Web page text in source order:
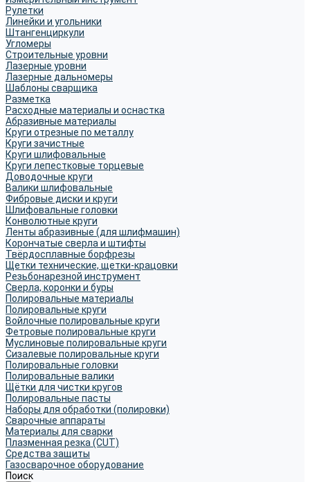
Рулетки
Линейки и угольники
Штангенциркули
Угломеры
Строительные уровни
Лазерные уровни
Лазерные дальномеры
Шаблоны сварщика
Разметка
Расходные материалы и оснастка
Абразивные материалы
Круги отрезные по металлу
Круги зачистные
Круги шлифовальные
Круги лепестковые торцевые
Доводочные круги
Валики шлифовальные
Фибровые диски и круги
Шлифовальные головки
Конволютные круги
Ленты абразивные (для шлифмашин)
Корончатые сверла и штифты
Твёрдосплавные борфрезы
Щетки технические, щетки-крацовки
Резьбонарезной инструмент
Сверла, коронки и буры
Полировальные материалы
Полировальные круги
Войлочные полировальные круги
Фетровые полировальные круги
Муслиновые полировальные круги
Cизалевые полировальные круги
Полировальные головки
Полировальные валики
Щётки для чистки кругов
Полировальные пасты
Наборы для обработки (полировки)
Сварочные аппараты
Материалы для сварки
Плазменная резка (CUT)
Средства защиты
Газосварочное оборудование
Поиск